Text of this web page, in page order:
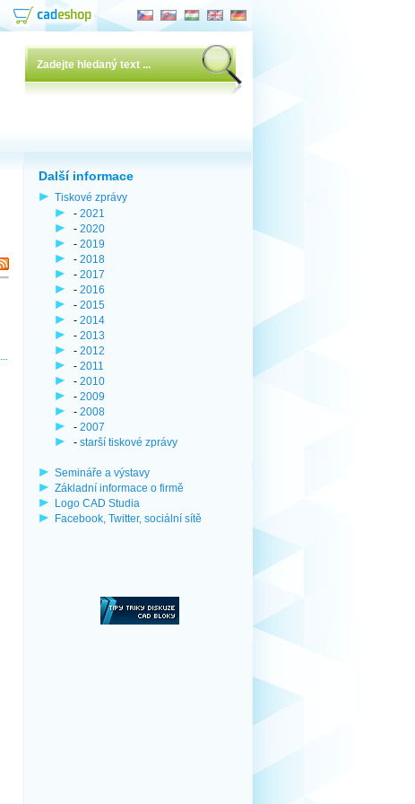
Další informace
Tiskové zprávy
- 2021
- 2020
- 2019
- 2018
- 2017
- 2016
- 2015
- 2014
- 2013
- 2012
- 2011
- 2010
- 2009
- 2008
- 2007
- starší tiskové zprávy
Semináře a výstavy
Základní informace o firmě
Logo CAD Studia
Facebook, Twitter, sociální sítě